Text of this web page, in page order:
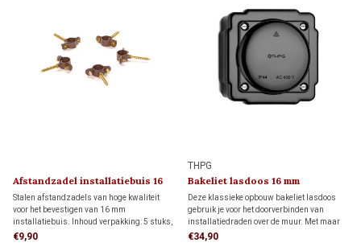
Afstandzadel installatiebuis 16
mm
Stalen afstandzadels van hoge kwaliteit
voor het bevestigen van 16 mm
installatiebuis. Inhoud verpakking: 5 stuks,
dit is voldoende voor 3 meter
€9,90
THPG
Bakeliet lasdoos 16 mm
Deze klassieke opbouw bakeliet lasdoos
gebruik je voor het doorverbinden van
installatiedraden over de muur. Met maar
liefst 6 ingangen, die ook nog eens door
€34,90